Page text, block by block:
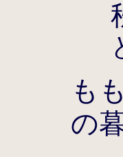
も
の